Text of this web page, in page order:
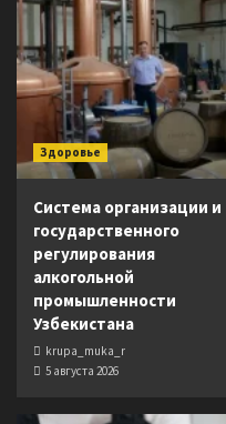
Здоровье
Система организации и
государственного
регулирования
алкогольной
промышленности
Узбекистана
krupa_muka_r
5 августа 2026